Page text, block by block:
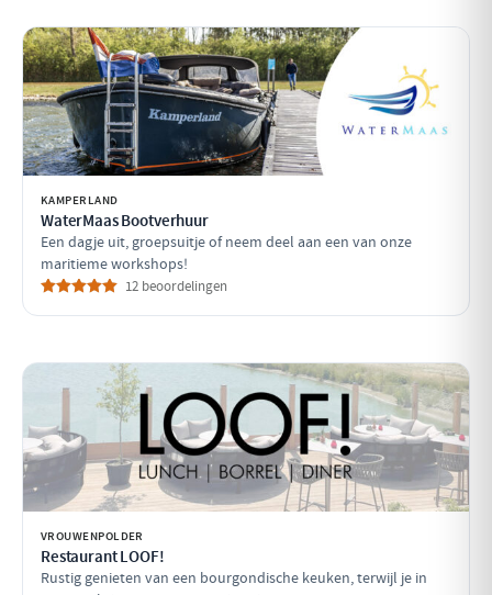
KAMPERLAND
WaterMaas Bootverhuur
Een dagje uit, groepsuitje of neem deel aan een van onze
maritieme workshops!
12 beoordelingen
VROUWENPOLDER
Restaurant LOOF!
Rustig genieten van een bourgondische keuken, terwijl je in